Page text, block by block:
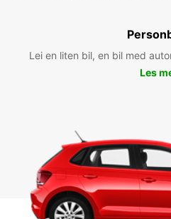
Lei en liten bil, en bil med
Les